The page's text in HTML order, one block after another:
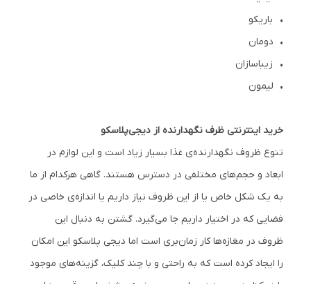
• باریکو
• دومان
• زیباسازان
• لیمون
خرید اینترنتی ظرف نگهدارنده از دیجی‌پلاسکو
تنوع ظروف نگهدارنده‌ی غذا بسیار زیاد است و این لوازم در
ابعاد و حجم‌های مختلفی در دسترس هستند. گاهی هرکدام از ما
به یک شکل خاص یا از این ظروف نیاز داریم یا اندازه‌ی خاصی در
فضایی که در اختیار داریم جا می‌گیرد. گشتن به دنبال این
ظروف در مغازه‌ها کار زمان‌بری است اما دیجی پلاسکو این امکان
را ایجاد کرده است که به راحتی و با چند کلیک، گزینه‌های موجود